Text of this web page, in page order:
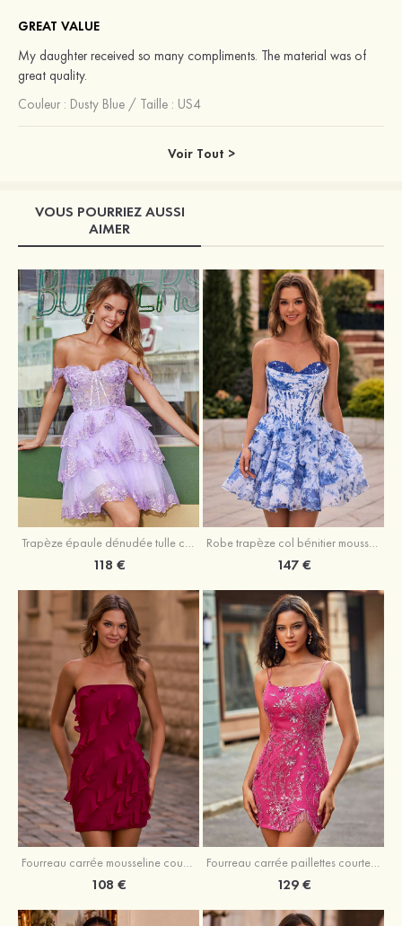
GREAT VALUE
My daughter received so many compliments. The material was of
great quality.
Couleur : Dusty Blue / Taille : US4
Voir Tout >
VOUS POURRIEZ AUSSI
AIMER
118 € 147 €
Fourreau carrée mousseline courte/mini robe de fête de la rentré avec volants
108 €
Fourreau carrée paillettes courte/mini robe de fête de la rentrée
129 €